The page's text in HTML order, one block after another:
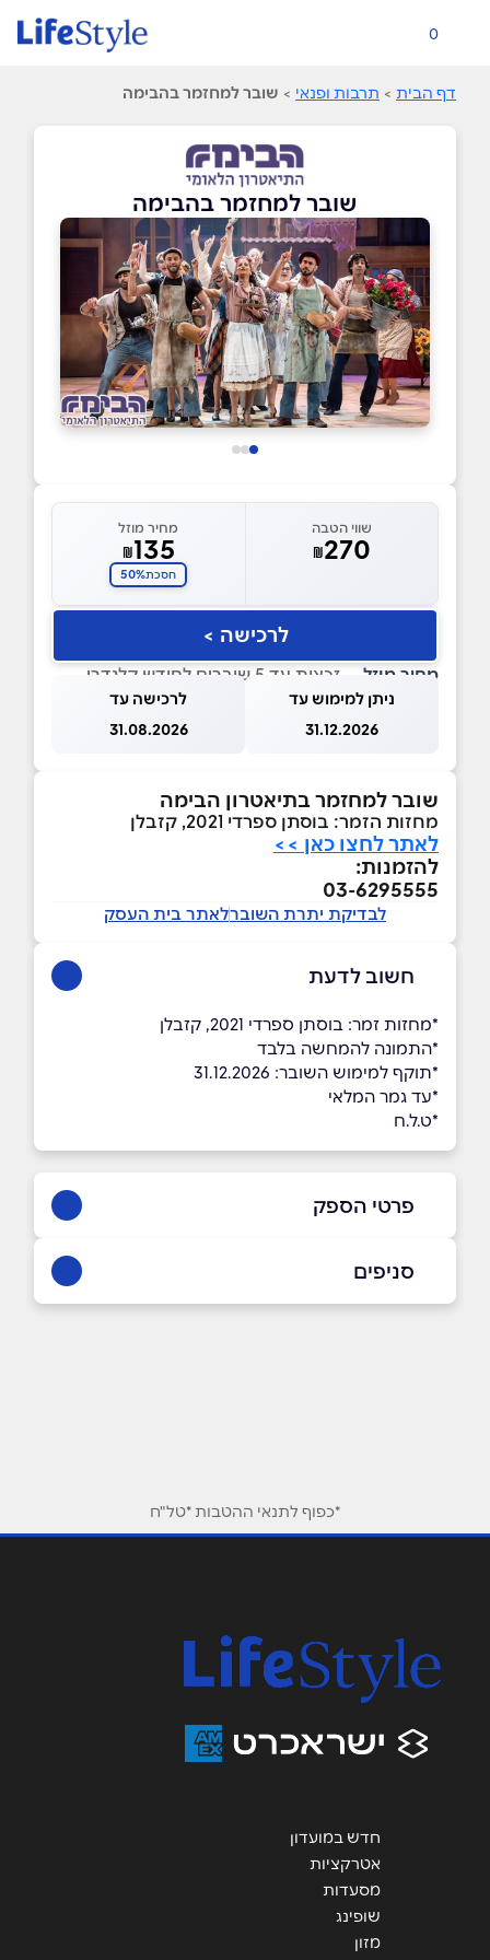
0
דף הבית > תרבות ופנאי > שובר למחזמר בהבימה
שובר למחזמר בהבימה
שווי הטבה
₪270
מחיר מוזל
₪135
חסכת50%
לרכישה >
מחיר מוזל — זכאות עד 5 שוברים לחודש קלנדרי
ניתן למימוש עד
31.12.2026
לרכישה עד
31.08.2026
שובר למחזמר בתיאטרון הבימה
מחזות הזמר: בוסתן ספרדי 2021, קזבלן
לאתר לחצו כאן >>
להזמנות:
03-6295555
לבדיקת יתרת השוברלאתר בית העסק
חשוב לדעת
*מחזות זמר: בוסתן ספרדי 2021, קזבלן
*התמונה להמחשה בלבד
*תוקף למימוש השובר: 31.12.2026
*עד גמר המלאי
*ט.ל.ח
פרטי הספק
באתר
אנא חזרו אלי בקשר ל...
סניפים
*כפוף לתנאי ההטבות *טל"ח
חדש במועדון
אטרקציות
מסעדות
שופינג
מזון